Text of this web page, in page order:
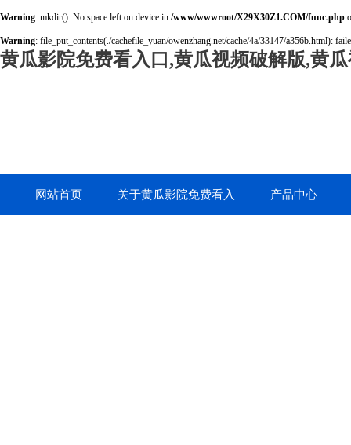
Warning: mkdir(): No space left on device in /www/wwwroot/X29X30Z1.COM/func.php
Warning: file_put_contents(./cachefile_yuan/owenzhang.net/cache/4a/33147/a356b.html):
黄瓜影院免费看入口,黄瓜视频破解版,黄
网站首页 关于黄瓜影院免费看入 产品中心